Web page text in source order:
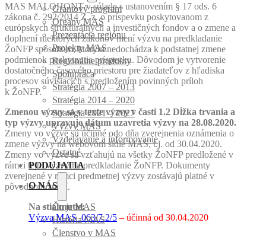
Grantový program
Orgány MAS
Prezentácia regiónu
Projekty MAS
Regionálne produkty
Spolupráca
Stratégia 2007 – 2013
Stratégia 2014 – 2020
Stratégia 2021 – 2027
Výzvy MAS
Vzdelávanie a informovanie
Ostatné
PODUJATIA
O NÁS
Čo je MAS
História MAS
Členstvo v MAS
MAS MALOHONT v súlade s ustanovením § 17 ods. 6
zákona č. 292/2014 Z. z. o príspevku poskytovanom z
európskych štrukturálnych a investičných fondov a o zmene a
doplnení niektorých zákonov mení výzvu na predkladanie
ŽoNFP spôsobom, ktorým nedochádza k podstatnej zmene
podmienok poskytnutia príspevku. Dôvodom je vytvorenie
dostatočného časového priestoru pre žiadateľov z hľadiska
procesov súvisiacich s predložením povinných príloh
k ŽoNFP.
Zmenou výzvy sa v texte výzvy v časti 1.2 Dĺžka trvania a
typ výzvy upravuje dátum uzavretia výzvy na 28.08.2020.
Zmeny vo výzve sú účinné odo dňa zverejnenia oznámenia o
zmene výzvy na webovom sídle MAS, t.j. od 30.04.2020.
Zmeny vo výzve sa vzťahujú na všetky ŽoNFP predložené v
rámci tejto výzvy na predkladanie ŽoNFP. Dokumenty
zverejnené v rámci predmetnej výzvy zostávajú platné v
pôvodnom znení.
Na stiahnutie:
Výzva MAS_063/7.2/5 – účinná od 30.04.2020